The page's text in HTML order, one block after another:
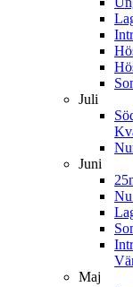
Juli
Juni
Maj